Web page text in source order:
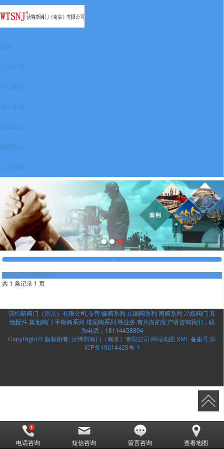
首页
公司介绍
产品展示
成功案例
新闻动态
联系我们
人才招聘
双法兰限位伸缩接头
共 1 条记录 1 页
沃特斯阀门（南京）有限公司,专营蝶阀系列 止回阀系列 闸阀系列 冶炼阀门 其
他配件 其他阀门 平衡阀系列 排泥阀系列 等业务,有意向的客户请咨询我们，联
系电话： 18114458894
CopyRight © 版权所有:沃特斯阀门（南京）有限公司 网站地图 XML 备案号:苏
ICP备19014423号-1
电话咨询 短信咨询 留言咨询 查看地图